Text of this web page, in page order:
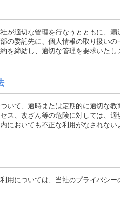
が適切な管理を行なうとともに、
の委託先に、個人情報の取り扱い
を締結し、適切な管理を要求いたし
いて、適時または定期的に適切な
ス、改ざん等の危険に対しては、
においても不正な利用がなされない
用については、当社のプライバシ